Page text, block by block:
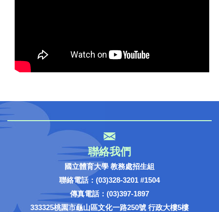
聯絡我們
國立體育大學 教務處招生組
聯絡電話：(03)328-3201 #1504
傳真電話：(03)397-1897
333325桃園市龜山區文化一路250號 行政大樓5樓